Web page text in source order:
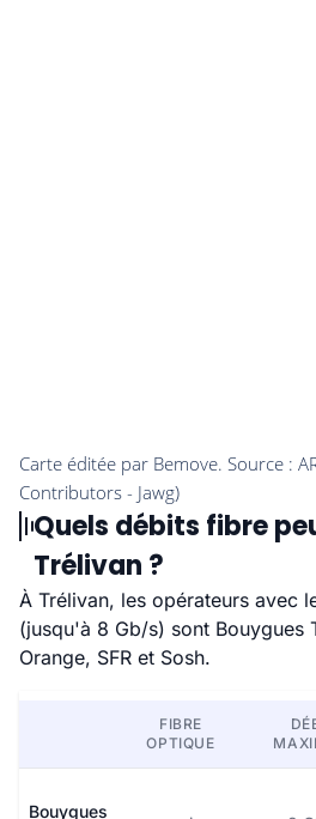
Quels débits fibre
Trélivan ?
À Trélivan, les opérateurs avec
(jusqu'à 8 Gb/s) sont Bouygues
Orange, SFR et Sosh.
FIBRE
OPTIQUE
Bouygues